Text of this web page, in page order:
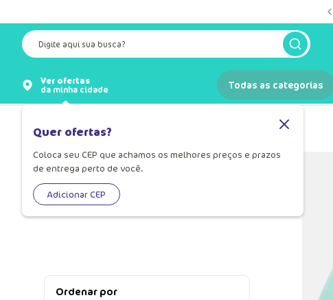
Digite aqui sua busca?
Ver ofertas
da minha cidade
Quer ofertas?
Coloca seu CEP que achamos os melhores preços e prazos
de entrega perto de você.
Adicionar CEP
Todas as categorias
Ordenar por